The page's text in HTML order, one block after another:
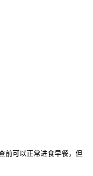
前可以正常进食早餐，但